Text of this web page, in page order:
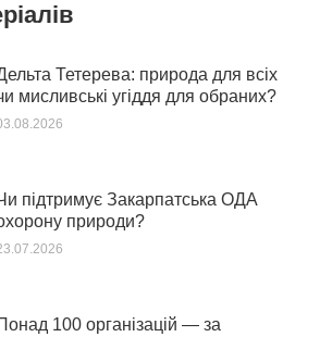
Тетерева: природа для всіх
мисливські угіддя для обраних?
підтримує Закарпатська ОДА
природи?
100 організацій — за